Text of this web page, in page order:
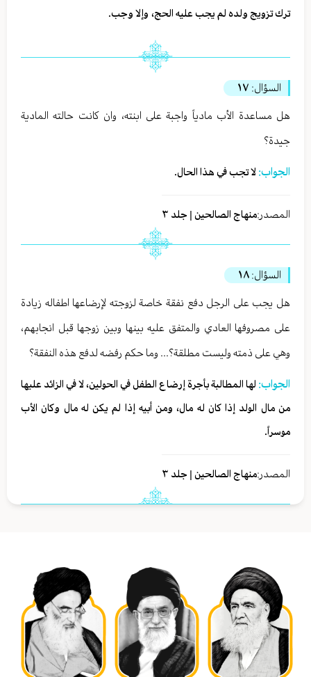
ترك تزويج ولده لم يجب عليه الحج، وإلا وجب.
السؤال: ١٧
هل مساعدة الأب مادياً واجبة على ابنته، وان كانت حالته المادية
جيدة؟
الجواب: لا تجب في هذا الحال.
المصدر:منهاج الصالحين | جلد ٣
السؤال: ١٨
هل يجب على الرجل دفع نفقة خاصة لزوجته لإرضاعها اطفاله زيادة
على مصروفها العادي والمتفق عليه بينها وبين زوجها قبل انجابهم،
وهي على ذمته وليست مطلقة؟... وما حكم رفضه لدفع هذه النفقة؟
الجواب: لها المطالبة بأجرة إرضاع الطفل في الحولين، لا في الزائد عليها
من مال الولد إذا كان له مال، ومن أبيه إذا لم يكن له مال وكان الأب
موسراً.
المصدر:منهاج الصالحين | جلد ٣